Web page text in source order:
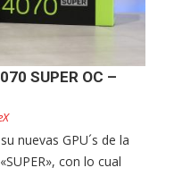
SUPER OC –
nuevas GPU´s de la
con lo cual